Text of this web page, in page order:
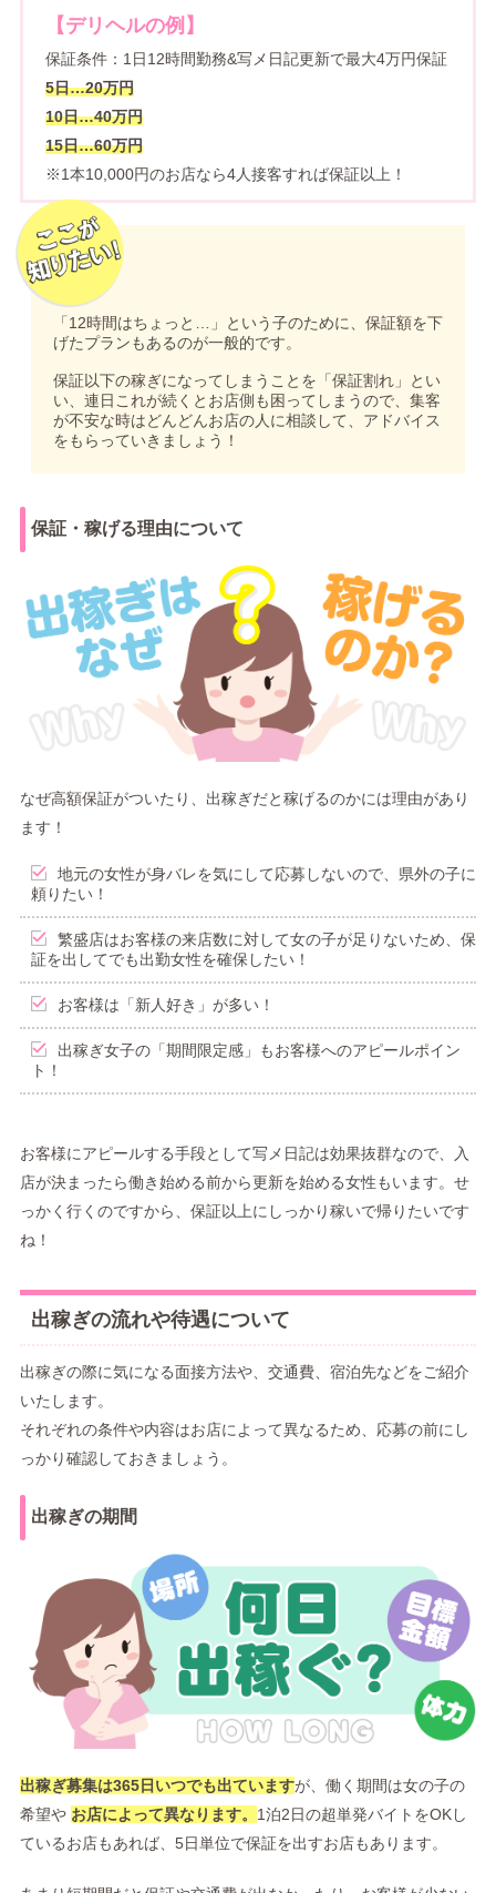
【デリヘルの例】
保証条件：1日12時間勤務&写メ日記更新で最大4万円保証
5日…20万円
10日…40万円
15日…60万円
※1本10,000円のお店なら4人接客すれば保証以上！
「12時間はちょっと…」という子のために、保証額を下
げたプランもあるのが一般的です。
保証以下の稼ぎになってしまうことを「保証割れ」とい
い、連日これが続くとお店側も困ってしまうので、集客
が不安な時はどんどんお店の人に相談して、アドバイス
をもらっていきましょう！
保証・稼げる理由について
なぜ高額保証がついたり、出稼ぎだと稼げるのかには理由があり
ます！
地元の女性が身バレを気にして応募しないので、県外の子に
頼りたい！
繁盛店はお客様の来店数に対して女の子が足りないため、保
証を出してでも出勤女性を確保したい！
お客様は「新人好き」が多い！
出稼ぎ女子の「期間限定感」もお客様へのアピールポイン
ト！
お客様にアピールする手段として写メ日記は効果抜群なので、入
店が決まったら働き始める前から更新を始める女性もいます。せ
っかく行くのですから、保証以上にしっかり稼いで帰りたいです
ね！
出稼ぎの流れや待遇について
出稼ぎの際に気になる面接方法や、交通費、宿泊先などをご紹介
いたします。
それぞれの条件や内容はお店によって異なるため、応募の前にし
っかり確認しておきましょう。
出稼ぎの期間
出稼ぎ募集は365日いつでも出ていますが、働く期間は女の子の
希望や お店によって異なります。 1泊2日の超単発バイトをOKし
ているお店もあれば、5日単位で保証を出すお店もあります。